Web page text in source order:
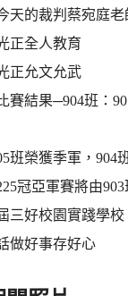
天的裁判蔡宛庭老
正全人教育
正允文允武
賽結果─904班：
班榮獲季軍，904
冠亞軍賽將由
三好校園實踐學校
做好事存好心